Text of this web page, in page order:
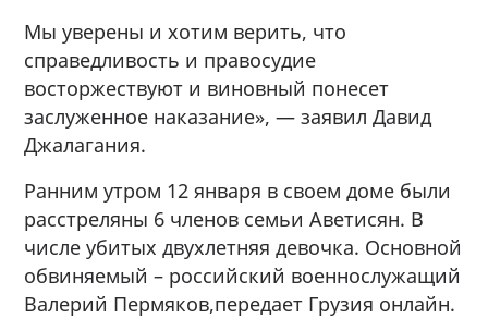
Мы уверены и хотим верить, что
справедливость и правосудие
восторжествуют и виновный понесет
заслуженное наказание», — заявил Давид
Джалагания.
Ранним утром 12 января в своем доме были
расстреляны 6 членов семьи Аветисян. В
числе убитых двухлетняя девочка. Основной
обвиняемый – российский военнослужащий
Валерий Пермяков,передает Грузия онлайн.